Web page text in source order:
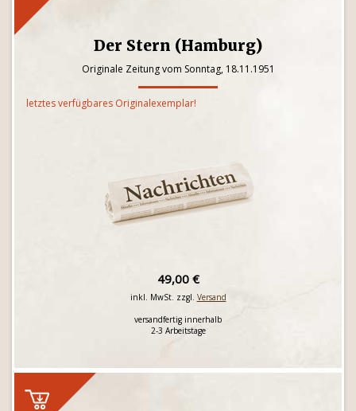
Der Stern (Hamburg)
Originale Zeitung vom Sonntag, 18.11.1951
letztes verfügbares Originalexemplar!
49,00 €
inkl. MwSt. zzgl. Versand
versandfertig innerhalb
2-3 Arbeitstage